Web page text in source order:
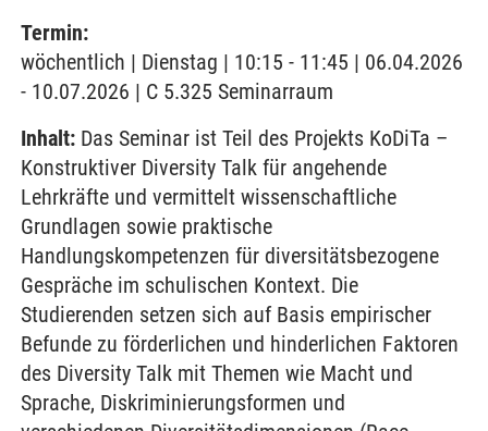
Termin:
wöchentlich | Dienstag | 10:15 - 11:45 | 06.04.2026
- 10.07.2026 | C 5.325 Seminarraum
Inhalt: Das Seminar ist Teil des Projekts KoDiTa –
Konstruktiver Diversity Talk für angehende
Lehrkräfte und vermittelt wissenschaftliche
Grundlagen sowie praktische
Handlungskompetenzen für diversitätsbezogene
Gespräche im schulischen Kontext. Die
Studierenden setzen sich auf Basis empirischer
Befunde zu förderlichen und hinderlichen Faktoren
des Diversity Talk mit Themen wie Macht und
Sprache, Diskriminierungsformen und